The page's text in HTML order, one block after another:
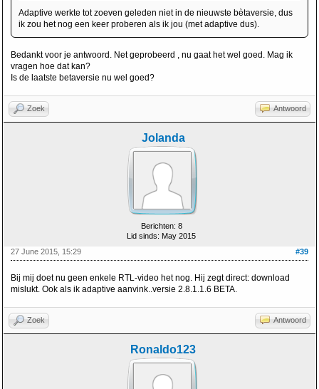
Adaptive werkte tot zoeven geleden niet in de nieuwste bètaversie, dus
ik zou het nog een keer proberen als ik jou (met adaptive dus).
Bedankt voor je antwoord. Net geprobeerd , nu gaat het wel goed. Mag ik
vragen hoe dat kan?
Is de laatste betaversie nu wel goed?
Zoek Antwoord
Jolanda
Berichten: 8
Lid sinds: May 2015
#39
27 June 2015, 15:29
Bij mij doet nu geen enkele RTL-video het nog. Hij zegt direct: download
mislukt. Ook als ik adaptive aanvink..versie 2.8.1.1.6 BETA.
Zoek Antwoord
Ronaldo123